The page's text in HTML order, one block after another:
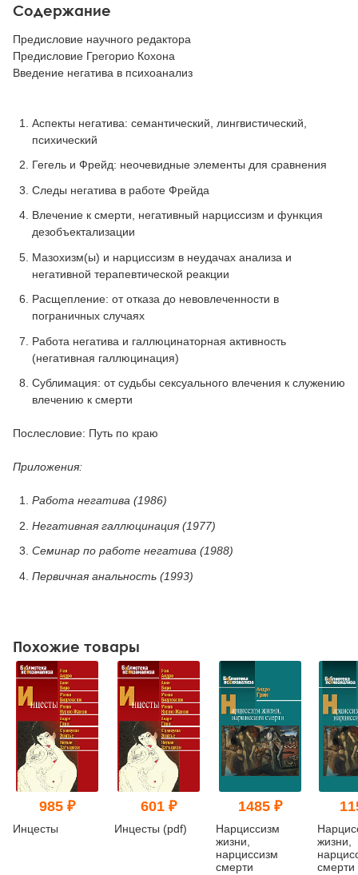
Содержание
Предисловие научного редактора
Предисловие Грегорио Кохона
Введение негатива в психоанализ
Аспекты негатива: семантический, лингвистический,
психический
Гегель и Фрейд: неочевидные элементы для сравнения
Следы негатива в работе Фрейда
Влечение к смерти, негативный нарциссизм и функция
дезобъектализации
Мазохизм(ы) и нарциссизм в неудачах анализа и
негативной терапевтической реакции
Расщепление: от отказа до невовлеченности в
пограничных случаях
Работа негатива и галлюцинаторная активность
(негативная галлюцинация)
Сублимация: от судьбы сексуального влечения к служению
влечению к смерти
Послесловие: Путь по краю
Приложения:
Работа негатива (1986)
Негативная галлюцинация (1977)
Семинар по работе негатива (1988)
Первичная анальность (1993)
Похожие товары
985 ₽
Инцесты
601 ₽
Инцесты (pdf)
1485 ₽
Нарциссизм
жизни,
нарциссизм
смерти
жизни,
смерти